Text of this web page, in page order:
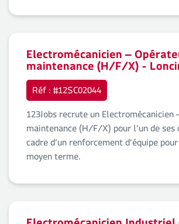
Electromécanicien –
maintenance (H/F/X) -
Réf : #12SC02044
123Jobs recrute un Electromécanicien
maintenance (H/F/X) pour l’un de
cadre d’un renforcement d’équipe
moyen terme.